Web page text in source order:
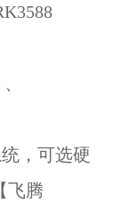
，可选硬
飞腾